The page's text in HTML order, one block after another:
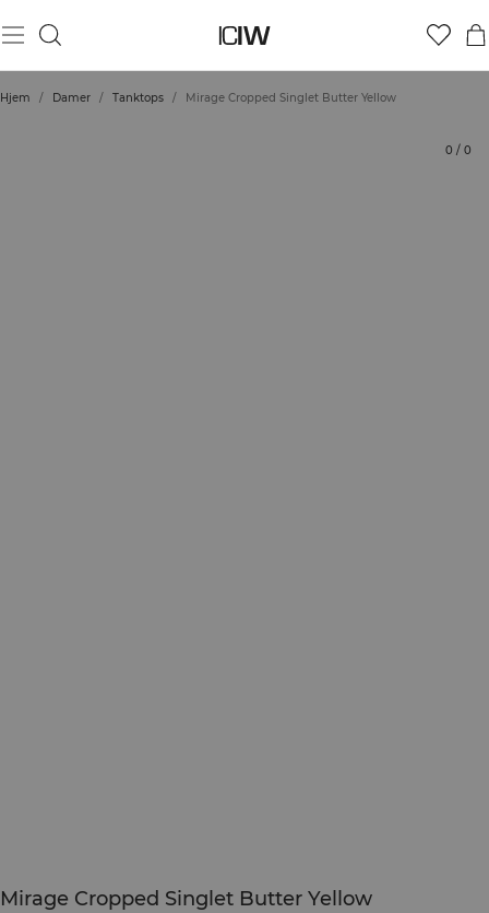
Hjem / Damer / Tanktops / Mirage Cropped Singlet Butter Yellow
0 / 0
Mirage Cropped Singlet Butter Yellow